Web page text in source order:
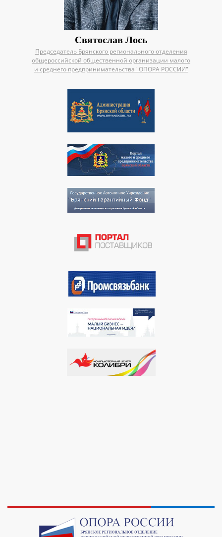
Святослав Лось
Председатель Брянского регионального отделения
общероссийской общественной организации малого
и среднего предпринимательства "ОПОРА РОССИИ"